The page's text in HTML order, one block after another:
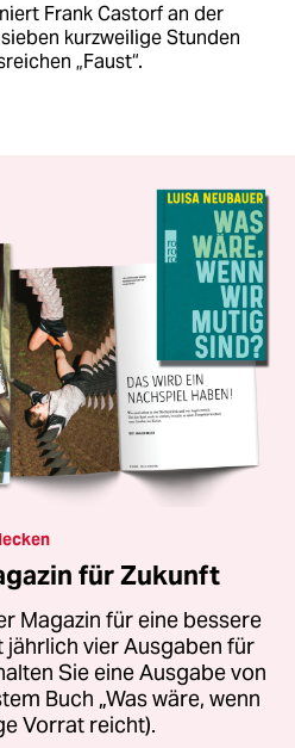
Frank Castorf an der
kurzweilige Stunden
„Faust“.
für Zukunft
Magazin für eine bessere
vier Ausgaben für
Sie eine Ausgabe von
Buch „Was wäre, wenn
Vorrat reicht).